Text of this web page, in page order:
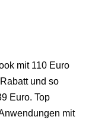
mit 110 Euro
und so
Euro. Top
mit